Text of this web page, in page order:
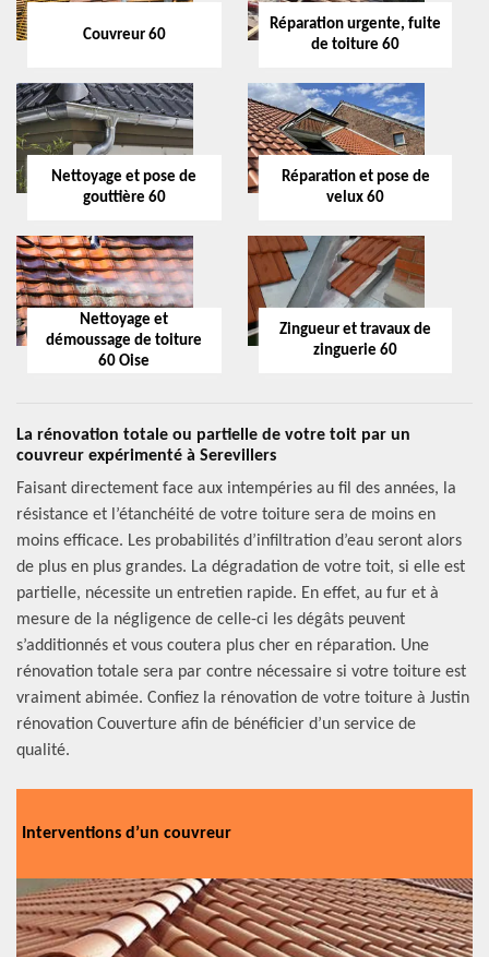
Couvreur 60
Réparation urgente, fuite
de toiture 60
Nettoyage et pose de
gouttière 60
Réparation et pose de
velux 60
Nettoyage et
démoussage de toiture
60 Oise
Zingueur et travaux de
zinguerie 60
La rénovation totale ou partielle de votre toit par un
couvreur expérimenté à Serevillers
Faisant directement face aux intempéries au fil des années, la
résistance et l’étanchéité de votre toiture sera de moins en
moins efficace. Les probabilités d’infiltration d’eau seront alors
de plus en plus grandes. La dégradation de votre toit, si elle est
partielle, nécessite un entretien rapide. En effet, au fur et à
mesure de la négligence de celle-ci les dégâts peuvent
s’additionnés et vous coutera plus cher en réparation. Une
rénovation totale sera par contre nécessaire si votre toiture est
vraiment abimée. Confiez la rénovation de votre toiture à Justin
rénovation Couverture afin de bénéficier d’un service de
qualité.
Interventions d’un couvreur